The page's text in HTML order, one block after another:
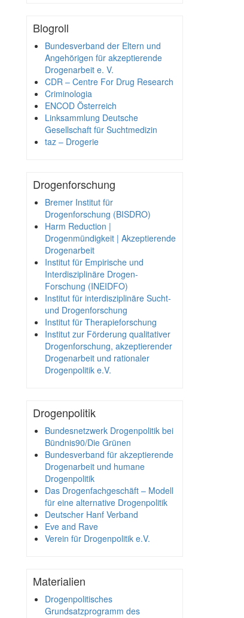
Blogroll
Bundesverband der Eltern und
Angehörigen für akzeptierende
Drogenarbeit e. V.
CDR – Centre For Drug Research
Criminologia
ENCOD Österreich
Linksammlung Deutsche
Gesellschaft für Suchtmedizin
taz – Drogerie
Drogenforschung
Bremer Institut für
Drogenforschung (BISDRO)
Harm Reduction |
Drogenmündigkeit | Akzeptierende
Drogenarbeit
Institut für Empirische und
Interdisziplinäre Drogen-
Forschung (INEIDFO)
Institut für interdisziplinäre Sucht-
und Drogenforschung
Institut für Therapieforschung
Institut zur Förderung qualitativer
Drogenforschung, akzeptierender
Drogenarbeit und rationaler
Drogenpolitik e.V.
Drogenpolitik
Bundesnetzwerk Drogenpolitik bei
Bündnis90/Die Grünen
Bundesverband für akzeptierende
Drogenarbeit und humane
Drogenpolitik
Das Drogenfachgeschäft – Modell
für eine alternative Drogenpolitik
Deutscher Hanf Verband
Eve and Rave
Verein für Drogenpolitik e.V.
Materialien
Drogenpolitisches
Grundsatzprogramm des